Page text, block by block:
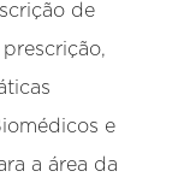
de
e
a área da